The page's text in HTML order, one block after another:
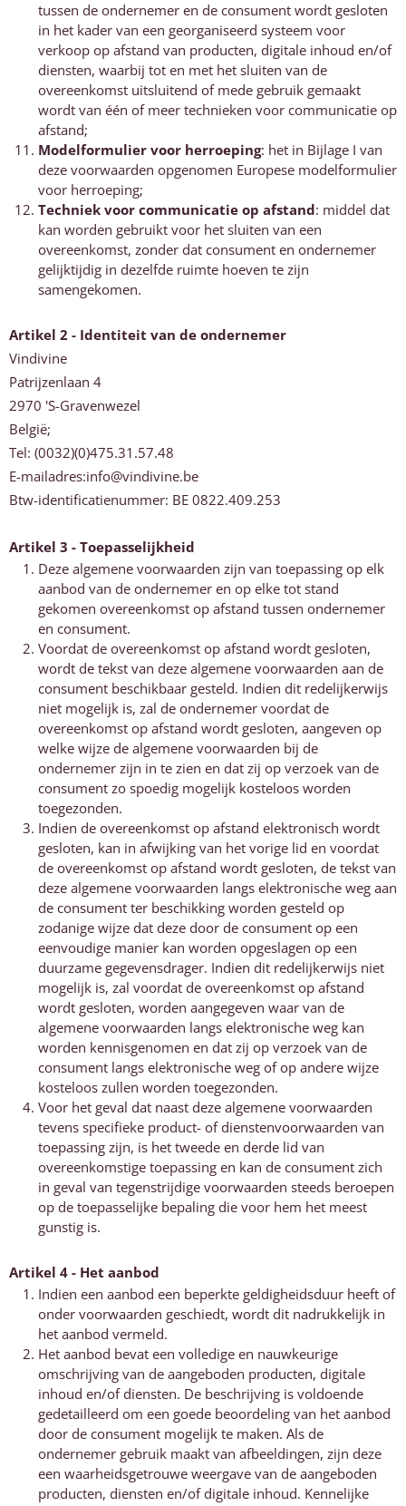
tussen de ondernemer en de consument wordt gesloten
in het kader van een georganiseerd systeem voor
verkoop op afstand van producten, digitale inhoud en/of
diensten, waarbij tot en met het sluiten van de
overeenkomst uitsluitend of mede gebruik gemaakt
wordt van één of meer technieken voor communicatie op
afstand;
Modelformulier voor herroeping: het in Bijlage I van
deze voorwaarden opgenomen Europese modelformulier
voor herroeping;
Techniek voor communicatie op afstand: middel dat
kan worden gebruikt voor het sluiten van een
overeenkomst, zonder dat consument en ondernemer
gelijktijdig in dezelfde ruimte hoeven te zijn
samengekomen.
Artikel 2 - Identiteit van de ondernemer
Vindivine
Patrijzenlaan 4
2970 'S-Gravenwezel
België;
Tel: (0032)(0)475.31.57.48
E-mailadres:info@vindivine.be
Btw-identificatienummer: BE 0822.409.253
Artikel 3 - Toepasselijkheid
Deze algemene voorwaarden zijn van toepassing op elk
aanbod van de ondernemer en op elke tot stand
gekomen overeenkomst op afstand tussen ondernemer
en consument.
Voordat de overeenkomst op afstand wordt gesloten,
wordt de tekst van deze algemene voorwaarden aan de
consument beschikbaar gesteld. Indien dit redelijkerwijs
niet mogelijk is, zal de ondernemer voordat de
overeenkomst op afstand wordt gesloten, aangeven op
welke wijze de algemene voorwaarden bij de
ondernemer zijn in te zien en dat zij op verzoek van de
consument zo spoedig mogelijk kosteloos worden
toegezonden.
Indien de overeenkomst op afstand elektronisch wordt
gesloten, kan in afwijking van het vorige lid en voordat
de overeenkomst op afstand wordt gesloten, de tekst van
deze algemene voorwaarden langs elektronische weg aan
de consument ter beschikking worden gesteld op
zodanige wijze dat deze door de consument op een
eenvoudige manier kan worden opgeslagen op een
duurzame gegevensdrager. Indien dit redelijkerwijs niet
mogelijk is, zal voordat de overeenkomst op afstand
wordt gesloten, worden aangegeven waar van de
algemene voorwaarden langs elektronische weg kan
worden kennisgenomen en dat zij op verzoek van de
consument langs elektronische weg of op andere wijze
kosteloos zullen worden toegezonden.
Voor het geval dat naast deze algemene voorwaarden
tevens specifieke product- of dienstenvoorwaarden van
toepassing zijn, is het tweede en derde lid van
overeenkomstige toepassing en kan de consument zich
in geval van tegenstrijdige voorwaarden steeds beroepen
op de toepasselijke bepaling die voor hem het meest
gunstig is.
Artikel 4 - Het aanbod
Indien een aanbod een beperkte geldigheidsduur heeft of
onder voorwaarden geschiedt, wordt dit nadrukkelijk in
het aanbod vermeld.
Het aanbod bevat een volledige en nauwkeurige
omschrijving van de aangeboden producten, digitale
inhoud en/of diensten. De beschrijving is voldoende
gedetailleerd om een goede beoordeling van het aanbod
door de consument mogelijk te maken. Als de
ondernemer gebruik maakt van afbeeldingen, zijn deze
een waarheidsgetrouwe weergave van de aangeboden
producten, diensten en/of digitale inhoud. Kennelijke